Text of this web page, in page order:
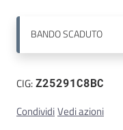
Contatti
BANDOSCADUTO
CIG:Z25291C8BC
CondividiVedi azioni